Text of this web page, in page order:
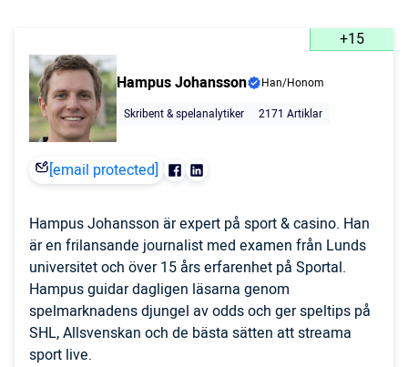
+15
Hampus Johansson
Han/Honom
Skribent & spelanalytiker
2171 Artiklar
[email protected]
Hampus Johansson är expert på sport & casino. Han
är en frilansande journalist med examen från Lunds
universitet och över 15 års erfarenhet på Sportal.
Hampus guidar dagligen läsarna genom
spelmarknadens djungel av odds och ger speltips på
SHL, Allsvenskan och de bästa sätten att streama
sport live.